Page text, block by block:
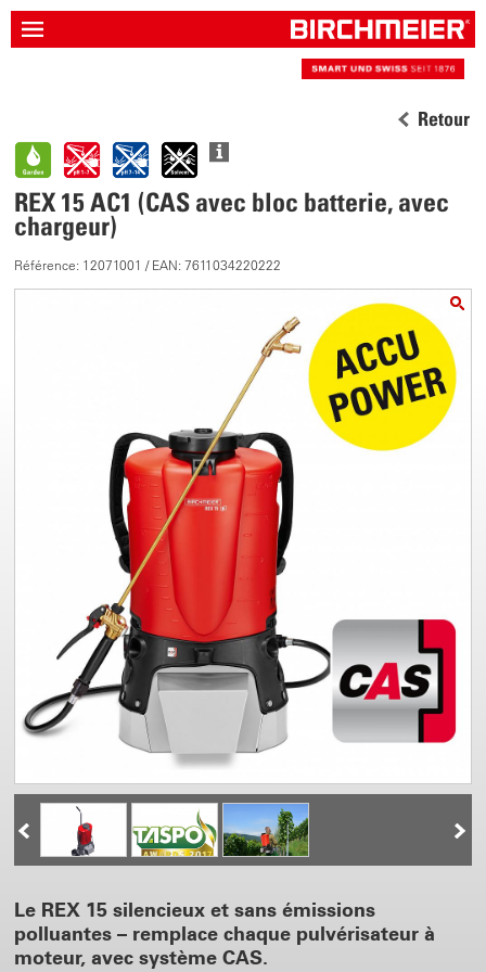
Retour
REX 15 AC1 (CAS avec bloc batterie, avec
chargeur)
Référence: 12071001 / EAN: 7611034220222
Le REX 15 silencieux et sans émissions
polluantes – remplace chaque pulvérisateur à
moteur, avec système CAS.